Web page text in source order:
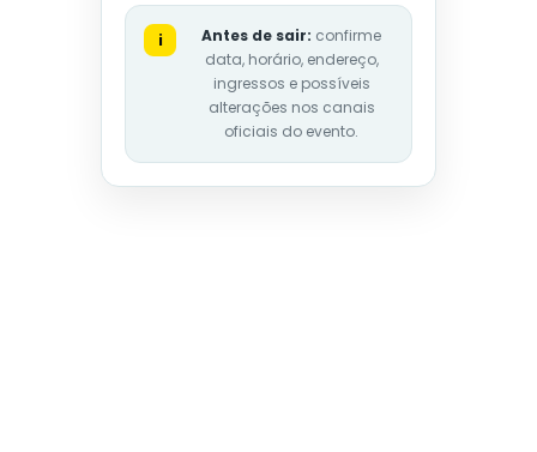
i Antes de sair: confirme
data, horário, endereço,
ingressos e possíveis
alterações nos canais
oficiais do evento.